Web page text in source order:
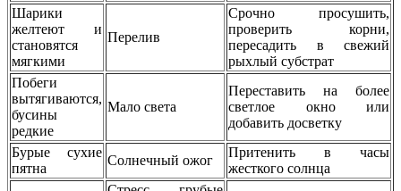
Шарики
желтеют и
становятся
мягкими
Перелив
Срочно просушить,
проверить корни,
пересадить в свежий
рыхлый субстрат
Побеги
вытягиваются,
бусины
редкие
Мало света
Переставить на более
светлое окно или
добавить досветку
Бурые сухие
пятна
Солнечный ожог
Притенить в часы
жесткого солнца